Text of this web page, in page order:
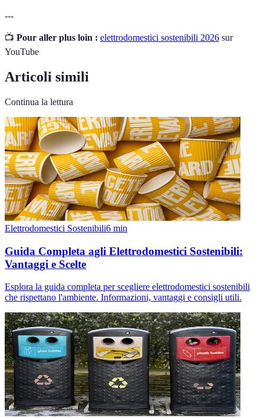
---
📺 Pour aller plus loin : elettrodomestici sostenibili 2026 sur
YouTube
Articoli simili
Continua la lettura
Elettrodomestici Sostenibili6 min
Guida Completa agli Elettrodomestici Sostenibili:
Vantaggi e Scelte
Esplora la guida completa per scegliere elettrodomestici sostenibili
che rispettano l'ambiente. Informazioni, vantaggi e consigli utili.